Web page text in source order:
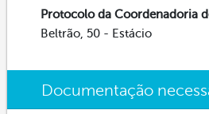
Protocolo da Coordenadoria
Beltrão, 50 - Estácio
Documentação